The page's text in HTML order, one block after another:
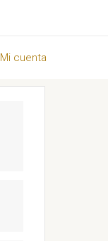
Mi cuenta